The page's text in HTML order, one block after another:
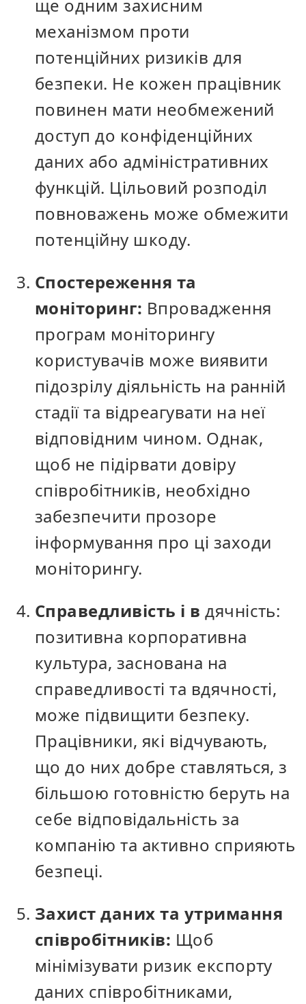
ще одним захисним
механізмом проти
потенційних ризиків для
безпеки. Не кожен працівник
повинен мати необмежений
доступ до конфіденційних
даних або адміністративних
функцій. Цільовий розподіл
повноважень може обмежити
потенційну шкоду.
Спостереження та
моніторинг: Впровадження
програм моніторингу
користувачів може виявити
підозрілу діяльність на ранній
стадії та відреагувати на неї
відповідним чином. Однак,
щоб не підірвати довіру
співробітників, необхідно
забезпечити прозоре
інформування про ці заходи
моніторингу.
Справедливість і в дячність:
позитивна корпоративна
культура, заснована на
справедливості та вдячності,
може підвищити безпеку.
Працівники, які відчувають,
що до них добре ставляться, з
більшою готовністю беруть на
себе відповідальність за
компанію та активно сприяють
безпеці.
Захист даних та утримання
співробітників: Щоб
мінімізувати ризик експорту
даних співробітниками,